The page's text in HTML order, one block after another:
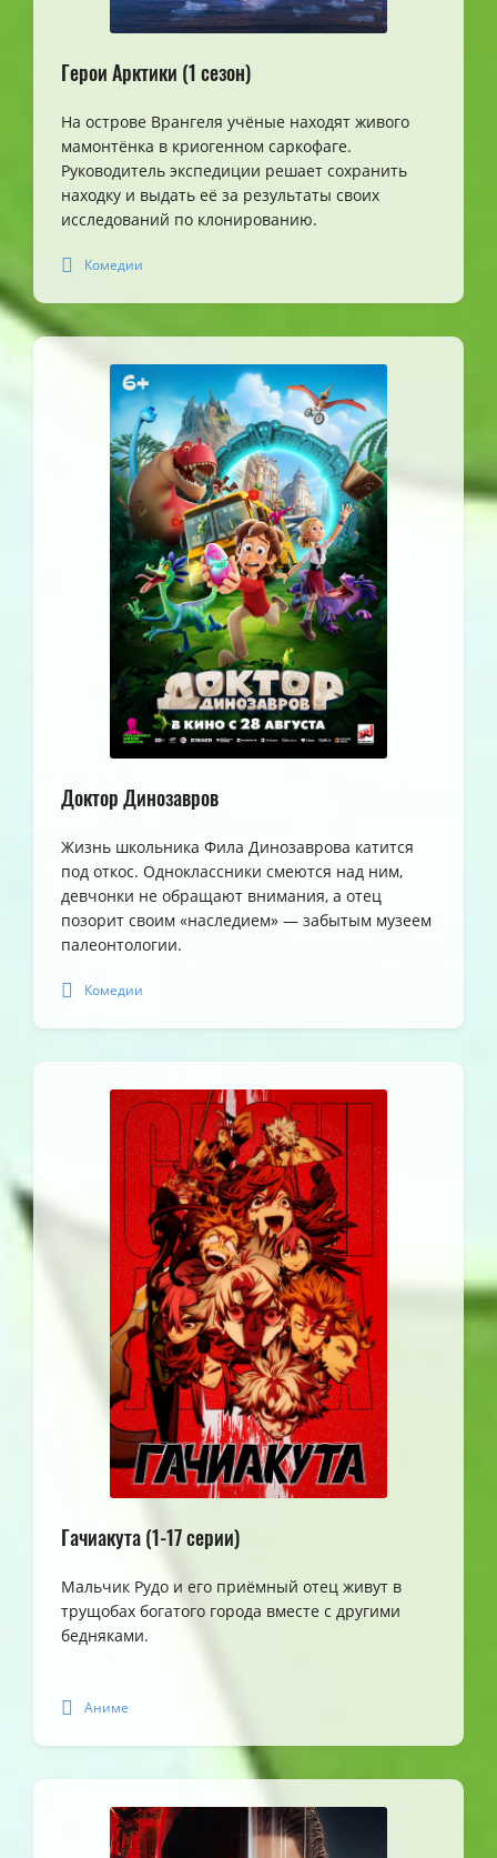
Герои Арктики (1 сезон)
На острове Врангеля учёные находят живого
мамонтёнка в криогенном саркофаге.
Руководитель экспедиции решает сохранить
находку и выдать её за результаты своих
исследований по клонированию.
Комедии
Доктор Динозавров
Жизнь школьника Фила Динозаврова катится
под откос. Одноклассники смеются над ним,
девчонки не обращают внимания, а отец
позорит своим «наследием» — забытым музеем
палеонтологии.
Комедии
Гачиакута (1-17 серии)
Мальчик Рудо и его приёмный отец живут в
трущобах богатого города вместе с другими
бедняками.
Аниме